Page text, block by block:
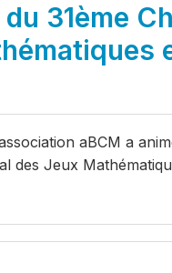
31ème
aBCM a
des Jeux